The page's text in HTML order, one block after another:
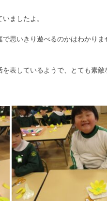
ましたよ。
思いきり遊べるのかはわかり
表しているようで、とても素敵